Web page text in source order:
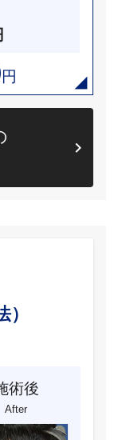
円
術後
After